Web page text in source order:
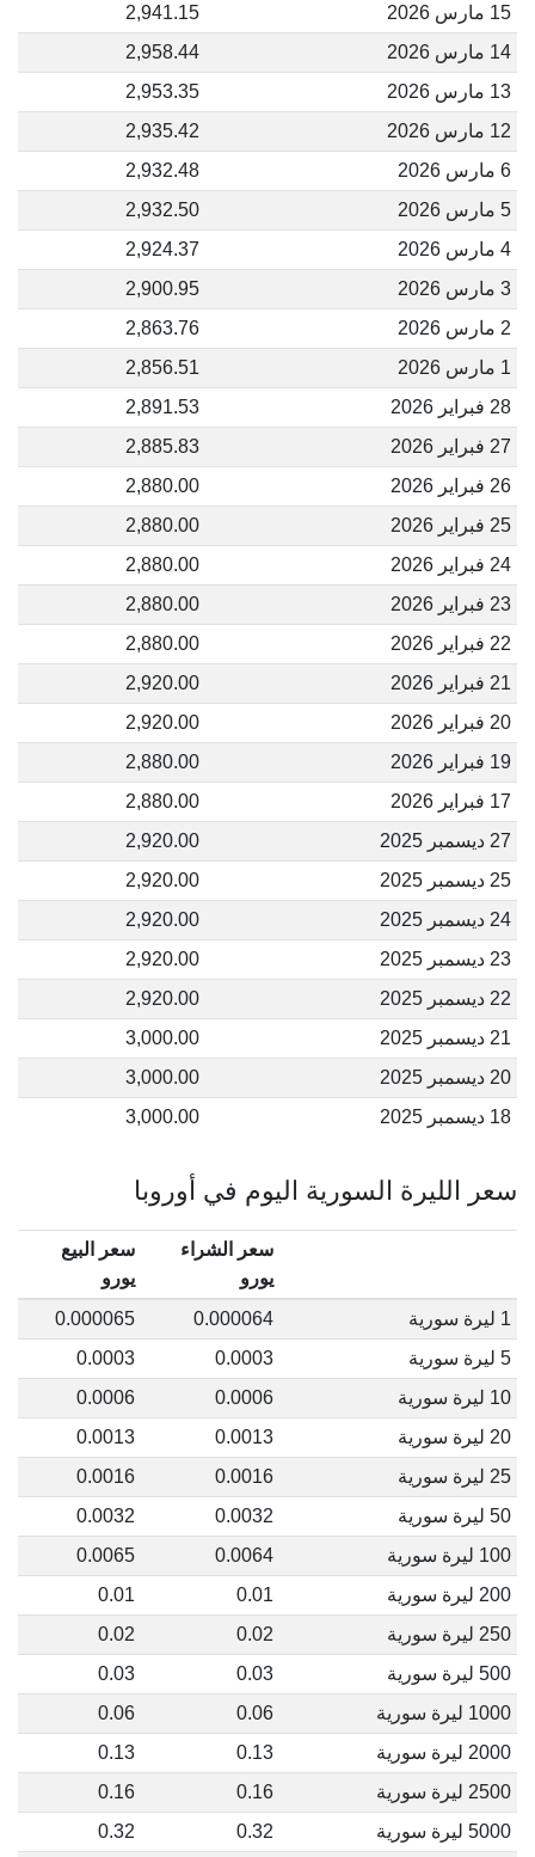
15 مارس 2026
2,941.15
14 مارس 2026
2,958.44
13 مارس 2026
2,953.35
12 مارس 2026
2,935.42
6 مارس 2026
2,932.48
5 مارس 2026
2,932.50
4 مارس 2026
2,924.37
3 مارس 2026
2,900.95
2 مارس 2026
2,863.76
1 مارس 2026
2,856.51
28 فبراير 2026
2,891.53
27 فبراير 2026
2,885.83
26 فبراير 2026
2,880.00
25 فبراير 2026
2,880.00
24 فبراير 2026
2,880.00
23 فبراير 2026
2,880.00
22 فبراير 2026
2,880.00
21 فبراير 2026
2,920.00
20 فبراير 2026
2,920.00
19 فبراير 2026
2,880.00
17 فبراير 2026
2,880.00
27 ديسمبر 2025
2,920.00
25 ديسمبر 2025
2,920.00
24 ديسمبر 2025
2,920.00
23 ديسمبر 2025
2,920.00
22 ديسمبر 2025
2,920.00
21 ديسمبر 2025
3,000.00
20 ديسمبر 2025
3,000.00
18 ديسمبر 2025
3,000.00
سعر الليرة السورية اليوم في أوروبا
سعر الشراء
يورو
سعر البيع
يورو
1 ليرة سورية
0.000064
0.000065
5 ليرة سورية
0.0003
0.0003
10 ليرة سورية
0.0006
0.0006
20 ليرة سورية
0.0013
0.0013
25 ليرة سورية
0.0016
0.0016
50 ليرة سورية
0.0032
0.0032
100 ليرة سورية
0.0064
0.0065
200 ليرة سورية
0.01
0.01
250 ليرة سورية
0.02
0.02
500 ليرة سورية
0.03
0.03
1000 ليرة سورية
0.06
0.06
2000 ليرة سورية
0.13
0.13
2500 ليرة سورية
0.16
0.16
5000 ليرة سورية
0.32
0.32